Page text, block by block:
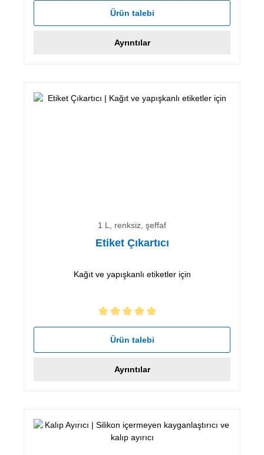
Ürün talebi
Ayrıntılar
1 L, renksiz, şeffaf
Etiket Çıkartıcı
Kağıt ve yapışkanlı etiketler için
5 yıldız üzerinden 5 ortalama puanı
Ürün talebi
Ayrıntılar